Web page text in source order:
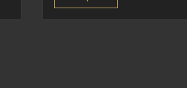
connaissance, se